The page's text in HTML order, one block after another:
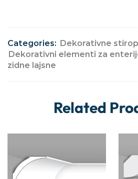
Categories: Dekorativne
Dekorativni elementi za
zidne lajsne
Related